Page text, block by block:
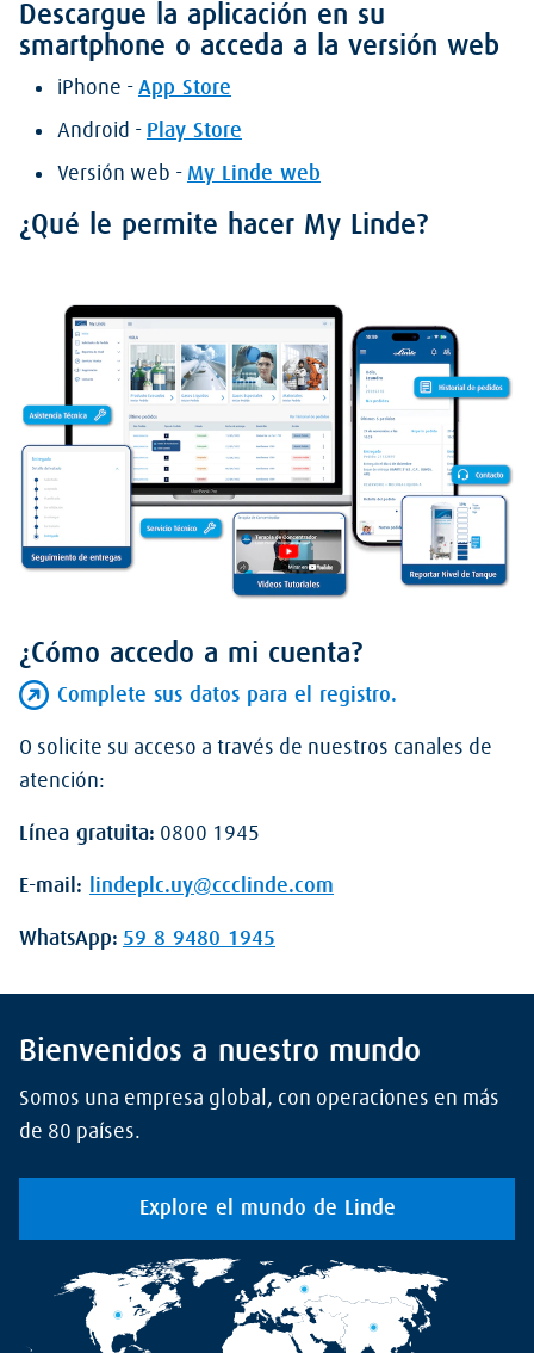
Descargue la aplicación en su
smartphone o acceda a la versión web
iPhone - App Store
Android - Play Store
Versión web - My Linde web
¿Qué le permite hacer My Linde?
¿Cómo accedo a mi cuenta?
Complete sus datos para el registro.
O solicite su acceso a través de nuestros canales de
atención:
Línea gratuita: 0800 1945
E-mail: lindeplc.uy@ccclinde.com
WhatsApp: 59 8 9480 1945
Bienvenidos a nuestro mundo
Somos una empresa global, con operaciones en más
de 80 países.
Explore el mundo de Linde